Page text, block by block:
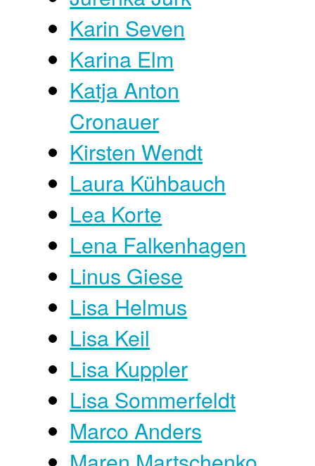
Karin Seven
Karina Elm
Katja Anton
Cronauer
Kirsten Wendt
Laura Kühbauch
Lea Korte
Lena Falkenhagen
Linus Giese
Lisa Helmus
Lisa Keil
Lisa Kuppler
Lisa Sommerfeldt
Marco Anders